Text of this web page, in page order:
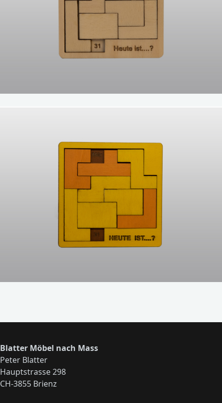
Blatter Möbel nach Mass
Peter Blatter
Hauptstrasse 298
CH-3855 Brienz